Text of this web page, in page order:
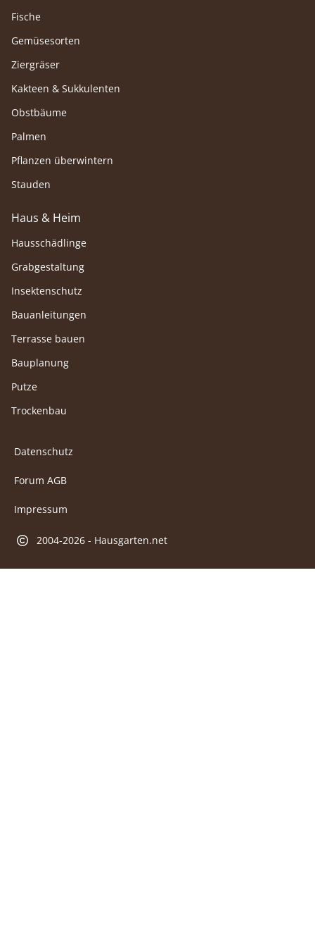
Fische
Gemüsesorten
Ziergräser
Kakteen & Sukkulenten
Obstbäume
Palmen
Pflanzen überwintern
Stauden
Haus & Heim
Hausschädlinge
Grabgestaltung
Insektenschutz
Bauanleitungen
Terrasse bauen
Bauplanung
Putze
Trockenbau
Datenschutz
Forum AGB
Impressum
2004-2026 - Hausgarten.net